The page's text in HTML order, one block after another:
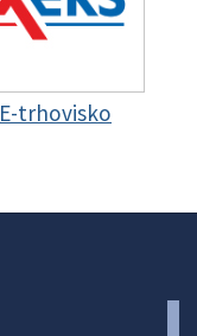
E-trhovisko